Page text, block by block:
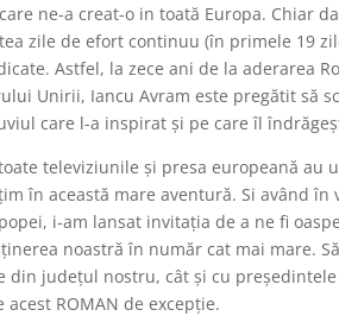
ne-a creat-o in toată Europa. Chiar
zile de efort continuu (în primele 19
Astfel, la zece ani de la aderarea
Unirii, Iancu Avram este pregătit să
care l-a inspirat şi pe care îl îndră
televiziunile şi presa europeană au
în această mare aventură. Si având în
i-am lansat invitaţia de a ne fi
noastră în număr cat mai mare. Să
din judeţul nostru, cât şi cu
acest ROMAN de excepţie.